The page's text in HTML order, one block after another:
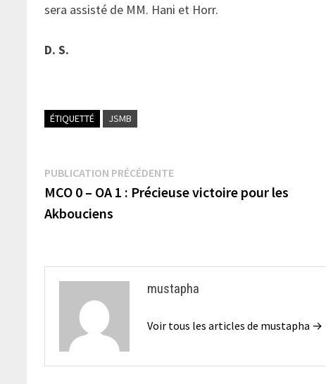
sera assisté de MM. Hani et Horr.
D. S.
ÉTIQUETTÉ JSMB
Navigation
de
PUBLICATION PRÉCÉDENTEPublication
précédente :
MCO 0 – OA 1 : Précieuse victoire pour les
Akbouciens
mustapha
Voir tous les articles de mustapha →